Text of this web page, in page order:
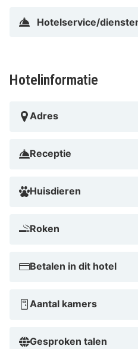
Tongelreep. Dit hotel ligt op
Hotelservice/
Hotelinformatie
Adres
Receptie
Huisdieren
Roken
Betalen in dit hotel
Aantal kamers
Gesproken talen